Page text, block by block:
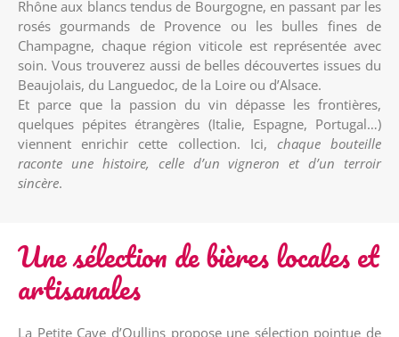
Rhône aux blancs tendus de Bourgogne, en passant par les
rosés gourmands de Provence ou les bulles fines de
Champagne, chaque région viticole est représentée avec
soin. Vous trouverez aussi de belles découvertes issues du
Beaujolais, du Languedoc, de la Loire ou d’Alsace.
Et parce que la passion du vin dépasse les frontières,
quelques pépites étrangères (Italie, Espagne, Portugal…)
viennent enrichir cette collection. Ici, chaque bouteille
raconte une histoire, celle d’un vigneron et d’un terroir
sincère.
Une sélection de bières locales et
artisanales
La Petite Cave d’Oullins propose une sélection pointue de